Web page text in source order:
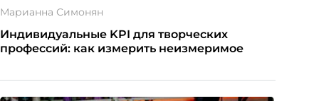
Марианна Симонян
Индивидуальные KPI для творческих
профессий: как измерить неизмеримое